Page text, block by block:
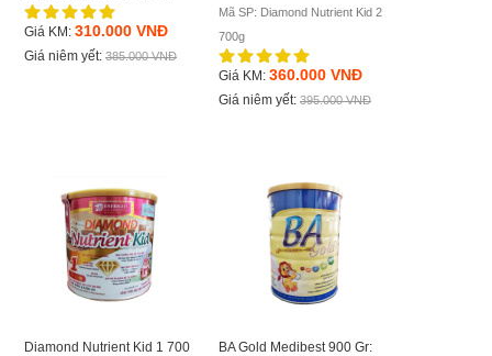
Giá KM: 310.000 VNĐ
Giá niêm yết: 385.000 VNĐ
Mã SP: Diamond Nutrient Kid 2
700g
Giá KM: 360.000 VNĐ
Giá niêm yết: 395.000 VNĐ
Diamond Nutrient Kid 1 700
BA Gold Medibest 900 Gr: